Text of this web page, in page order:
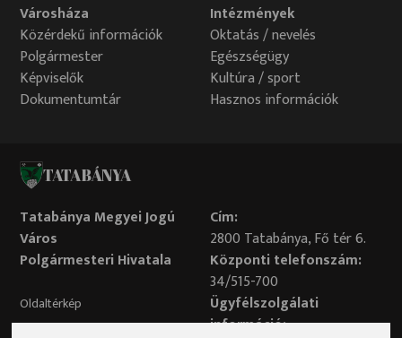
Városháza
Közérdekű információk
Polgármester
Képviselők
Dokumentumtár
Intézmények
Oktatás / nevelés
Egészségügy
Kultúra / sport
Hasznos információk
TATABÁNYA
Tatabánya Megyei Jogú
Város
Polgármesteri Hivatala
Oldaltérkép
Cím:
2800 Tatabánya, Fő tér 6.
Központi telefonszám:
34/515-700
Ügyfélszolgálati
információ: